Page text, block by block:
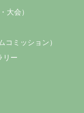
大会）
コミッション）
リー